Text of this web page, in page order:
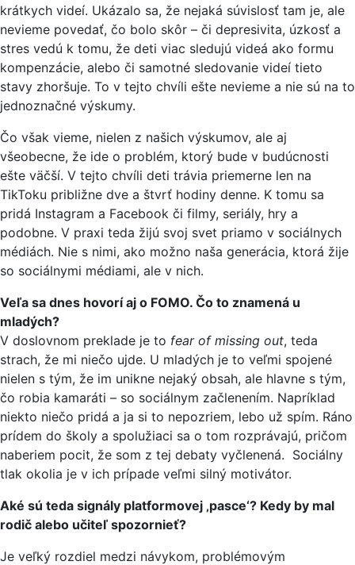
krátkych videí. Ukázalo sa, že nejaká súvislosť tam je, ale
nevieme povedať, čo bolo skôr – či depresivita, úzkosť a
stres vedú k tomu, že deti viac sledujú videá ako formu
kompenzácie, alebo či samotné sledovanie videí tieto
stavy zhoršuje. To v tejto chvíli ešte nevieme a nie sú na to
jednoznačné výskumy.
Čo však vieme, nielen z našich výskumov, ale aj
všeobecne, že ide o problém, ktorý bude v budúcnosti
ešte väčší. V tejto chvíli deti trávia priemerne len na
TikToku približne dve a štvrť hodiny denne. K tomu sa
pridá Instagram a Facebook či filmy, seriály, hry a
podobne. V praxi teda žijú svoj svet priamo v sociálnych
médiách. Nie s nimi, ako možno naša generácia, ktorá žije
so sociálnymi médiami, ale v nich.
Veľa sa dnes hovorí aj o FOMO. Čo to znamená u
mladých?
V doslovnom preklade je to fear of missing out, teda
strach, že mi niečo ujde. U mladých je to veľmi spojené
nielen s tým, že im unikne nejaký obsah, ale hlavne s tým,
čo robia kamaráti – so sociálnym začlenením. Napríklad
niekto niečo pridá a ja si to nepozriem, lebo už spím. Ráno
prídem do školy a spolužiaci sa o tom rozprávajú, pričom
naberiem pocit, že som z tej debaty vyčlenená. Sociálny
tlak okolia je v ich prípade veľmi silný motivátor.
Aké sú teda signály platformovej ‚pasce‘? Kedy by mal
rodič alebo učiteľ spozornieť?
Je veľký rozdiel medzi návykom, problémovým